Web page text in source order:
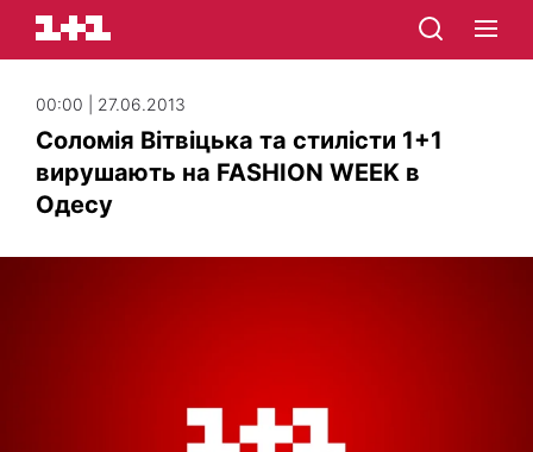
00:00 | 27.06.2013
Соломія Вітвіцька та стилісти 1+1
вирушають на FASHION WEEK в
Одесу